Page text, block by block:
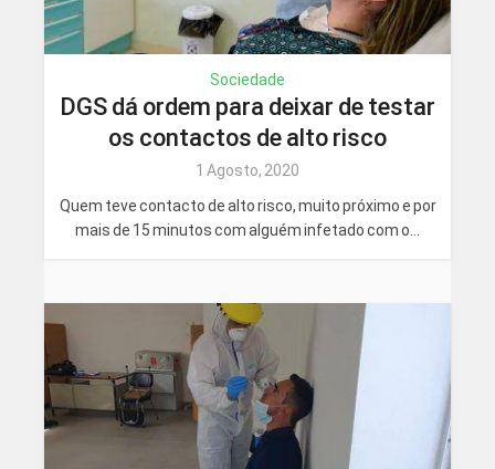
Sociedade
DGS dá ordem para deixar de testar
os contactos de alto risco
1 Agosto, 2020
Quem teve contacto de alto risco, muito próximo e por
mais de 15 minutos com alguém infetado com o...